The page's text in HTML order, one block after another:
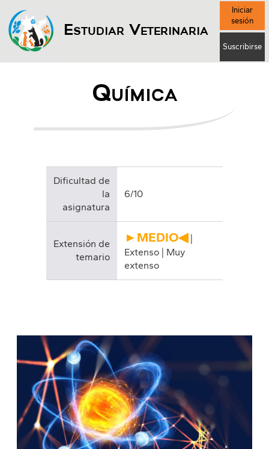
Estudiar Veterinaria
Iniciar
sesión
Suscribirse
Química
Dificultad de
la
asignatura
6/10
Extensión de
temario
►MEDIO◀ |
Extenso | Muy
extenso